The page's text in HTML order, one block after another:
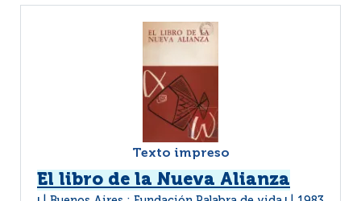
Texto impreso
El libro de la Nueva Alianza